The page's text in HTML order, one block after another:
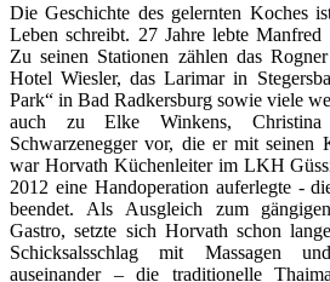
Die Geschichte des gelernten Koches
Leben schreibt. 27 Jahre lebte
Zu seinen Stationen zählen das
Hotel Wiesler, das Larimar in
Park“ in Bad Radkersburg sowie viele
auch zu Elke Winkens,
Schwarzenegger vor, die er mit seinen
war Horvath Küchenleiter im LKH
2012 eine Handoperation auferlegte -
beendet. Als Ausgleich zum
Gastro, setzte sich Horvath schon
Schicksalsschlag mit Massagen und
auseinander – die traditionelle